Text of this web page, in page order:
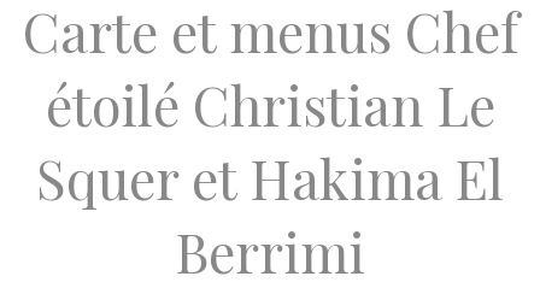
Carte et menus Chef
étoilé Christian Le
Squer et Hakima El
Berrimi